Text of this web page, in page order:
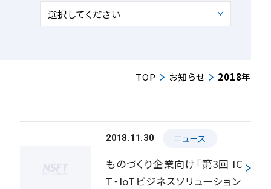
選択してください
TOP お知らせ 2018年
2018.11.30 ニュース
ものづくり企業向け「第3回 IC
T・IoTビジネスソリューション